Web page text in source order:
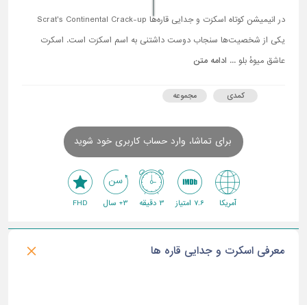
در انیمیشن کوتاه اسکرَت و جدایی قاره‌ها Scrat's Continental Crack-up
یکی از شخصیت‌ها سنجاب دوست داشتنی به اسم اسکرَت است. اسکرت
عاشق میوهٔ بلو ... ادامه متن
کمدی مجموعه
برای تماشا، وارد حساب کاربری خود شوید
آمریکا 7.6 امتیاز 3 دقیقه 3+ سال FHD
معرفی اسکرت و جدایی قاره ها